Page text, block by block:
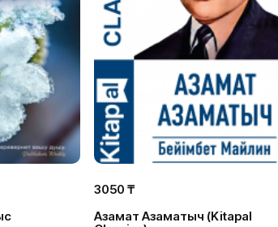
3050 ₸
Азамат Азаматыч (Kitapal